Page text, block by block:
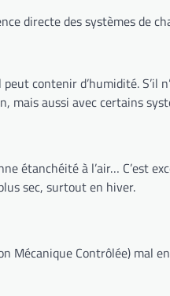
directe des systèmes de
contenir d’humidité.
mais aussi avec certains
étanchéité à l’air… C’est
sec, surtout en hiver.
Mécanique Contrôlée) mal